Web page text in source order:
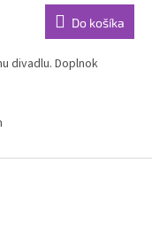
Do košíka
divadlu. Doplnok